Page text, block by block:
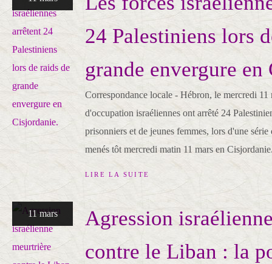
24 Palestiniens lors
grande envergure
Correspondance locale - Hébron, le mercredi 11
d'occupation israéliennes ont arrêté 24
prisonniers et de jeunes femmes, lors d'une
menés tôt mercredi matin 11 mars en
LIRE LA SUITE
11 mars
Agression
contre le Liban : la